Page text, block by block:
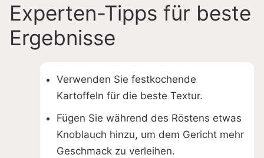
Experten-Tipps für beste
Ergebnisse
Verwenden Sie festkochende
Kartoffeln für die beste Textur.
Fügen Sie während des Röstens etwas
Knoblauch hinzu, um dem Gericht mehr
Geschmack zu verleihen.